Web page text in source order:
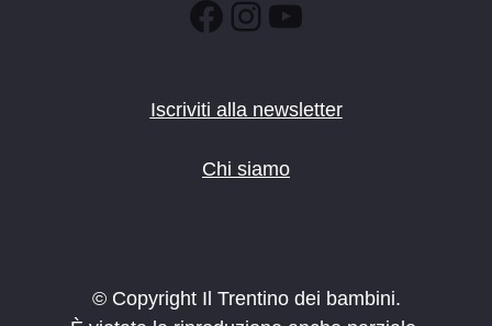
Facebook
Instagram
YouTube
Iscriviti alla newsletter
Chi siamo
© Copyright Il Trentino dei bambini.